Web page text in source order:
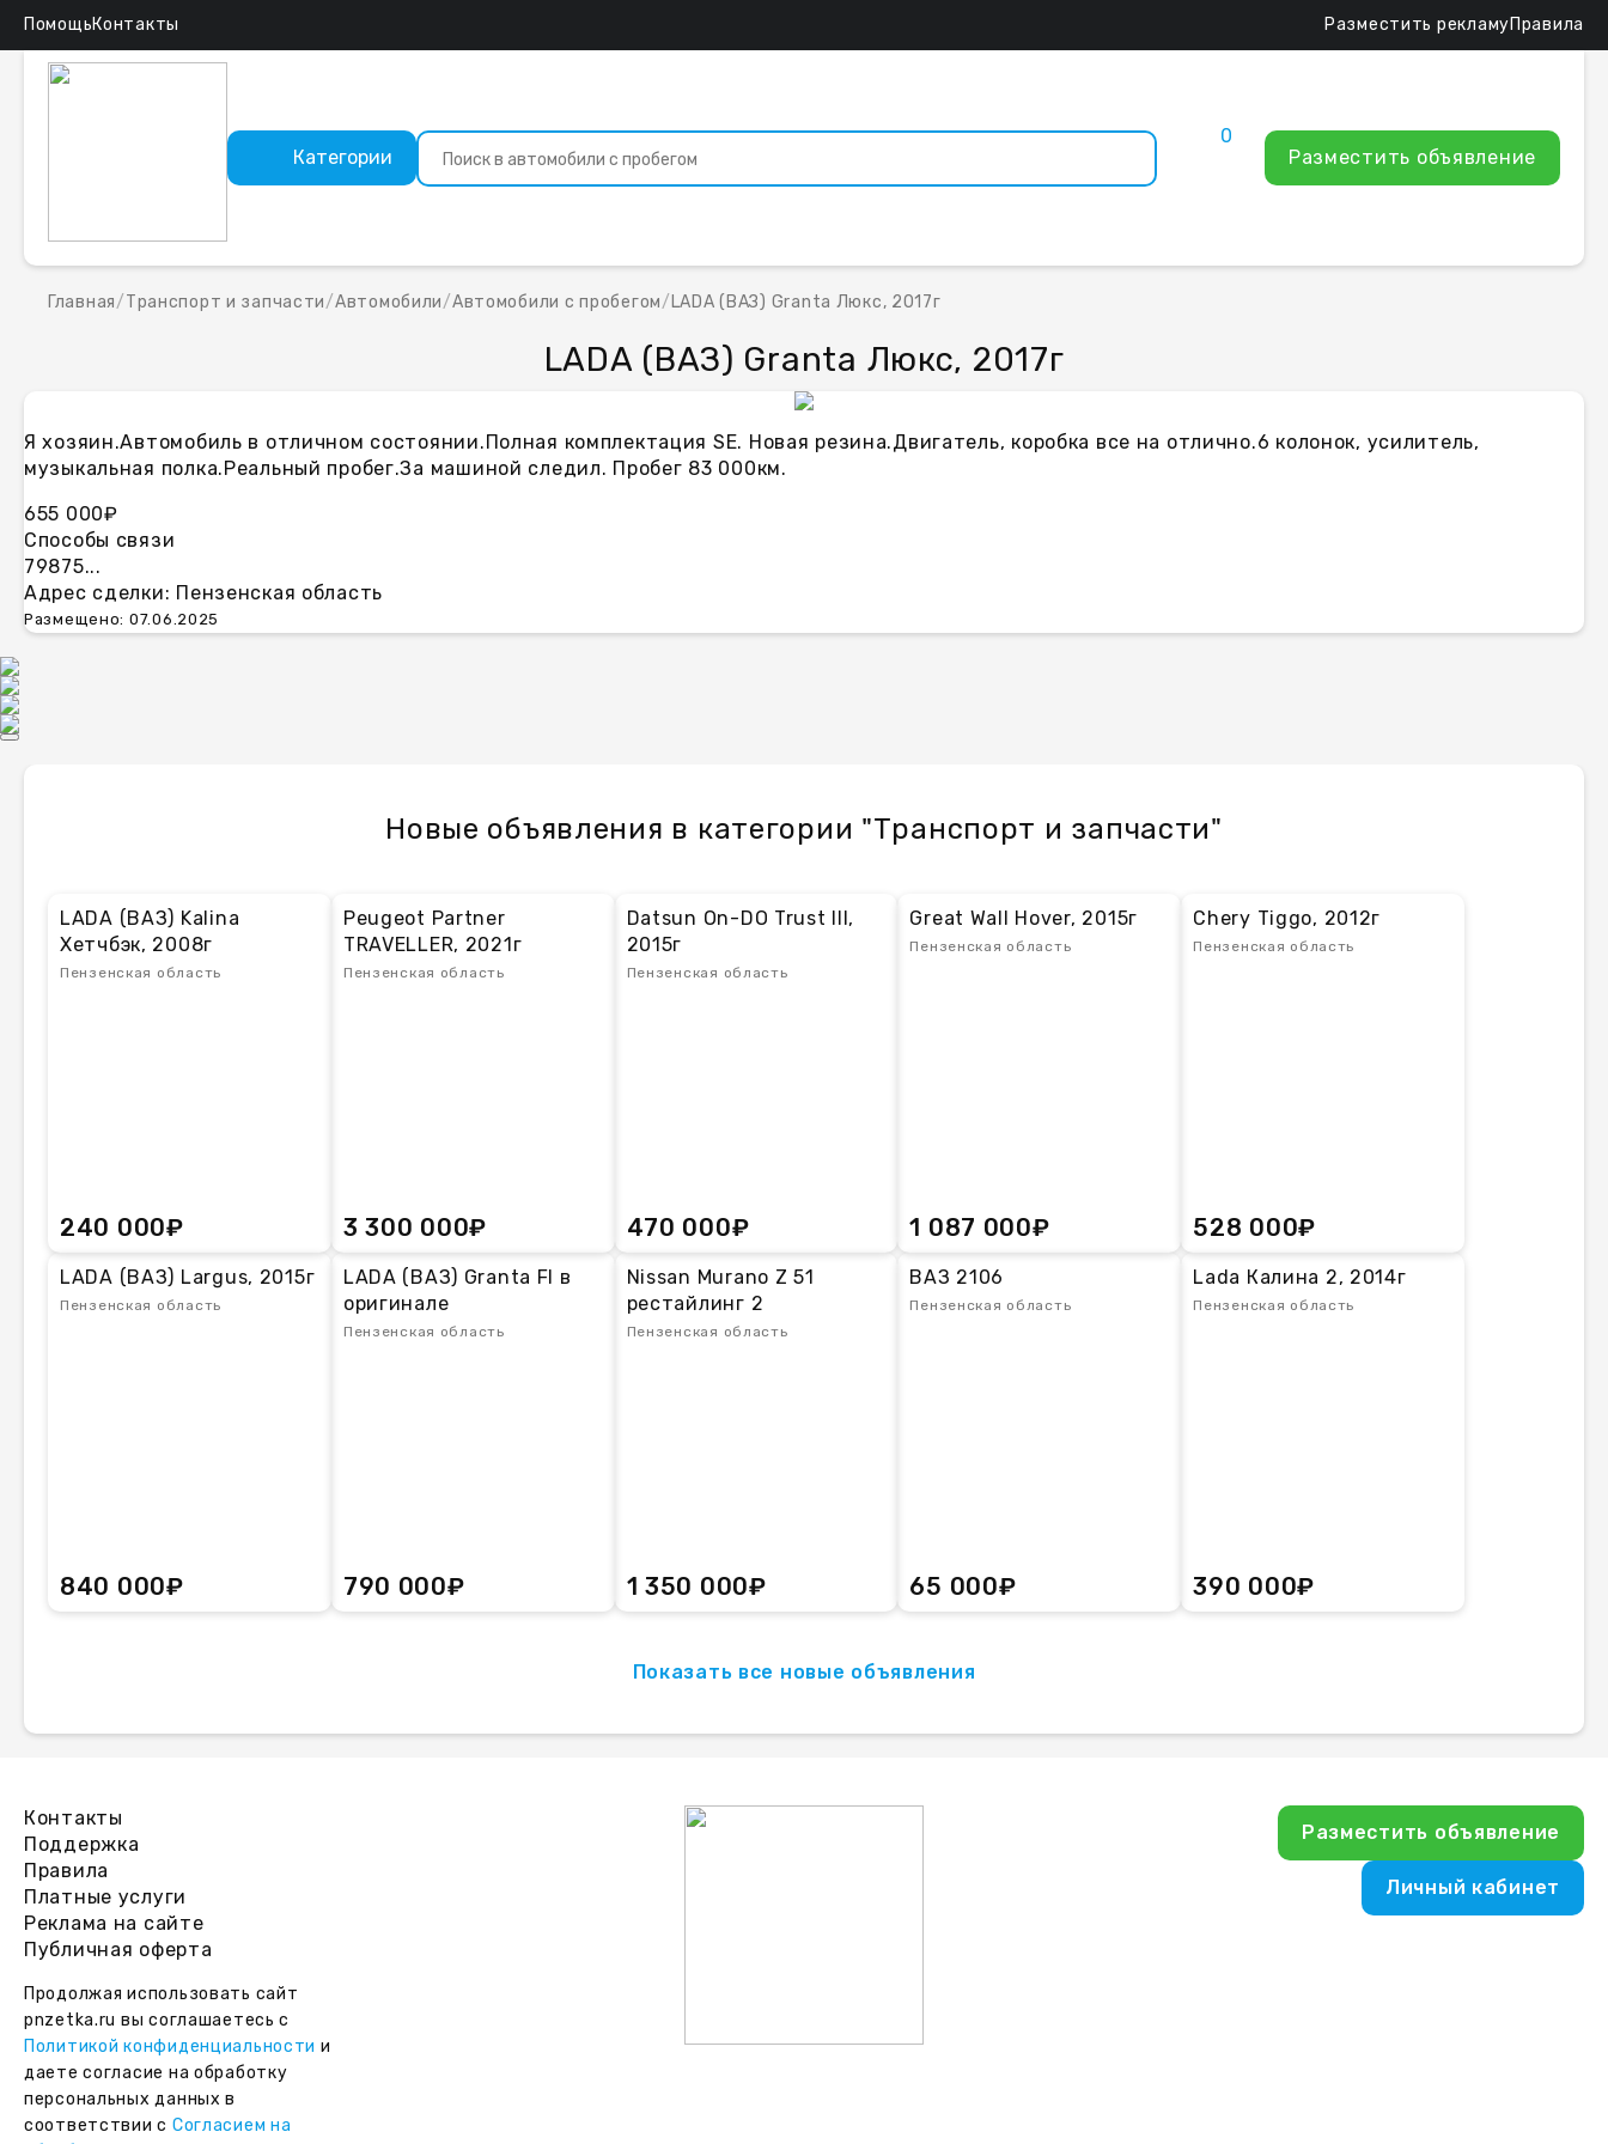
ПомощьКонтакты Разместить рекламуПравила
Категории
0
Разместить объявление
Главная/Транспорт и запчасти/Автомобили/Автомобили с пробегом/ LADA (ВАЗ) Granta Люкс, 2017г
LADA (ВАЗ) Granta Люкс, 2017г
Я хозяин.Автомобиль в отличном состоянии.Полная комплектация SE. Новая резина.Двигатель, коробка все на отлично.6 колонок, усилитель,
музыкальная полка.Реальный пробег.За машиной следил. Пробег 83 000км.
655 000₽
Способы связи
79875...
Адрес сделки: Пензенская область
Размещено: 07.06.2025
Новые объявления в категории "Транспорт и запчасти"
LADA (ВАЗ) Kalina
Хетчбэк, 2008г
Пензенская область
240 000₽
Peugeot Partner
TRAVELLER, 2021г
Пензенская область
3 300 000₽
Datsun On-DO Trust III,
2015г
Пензенская область
470 000₽
Great Wall Hover, 2015г
Пензенская область
1 087 000₽
Chery Tiggo, 2012г
Пензенская область
528 000₽
LADA (ВАЗ) Largus, 2015г
Пензенская область
840 000₽
LADA (ВАЗ) Granta Fl в
оригинале
Пензенская область
790 000₽
Nissan Murano Z 51
рестайлинг 2
Пензенская область
1 350 000₽
ВАЗ 2106
Пензенская область
65 000₽
Lada Калина 2, 2014г
Пензенская область
390 000₽
Показать все новые объявления
Контакты
Поддержка
Правила
Платные услуги
Реклама на сайте
Публичная оферта
Продолжая использовать сайт
pnzetka.ru вы соглашаетесь с
Политикой конфиденциальности и
даете согласие на обработку
персональных данных в
соответствии с Согласием на
Разместить объявление
Личный кабинет